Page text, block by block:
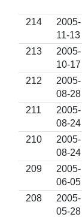
214
2005-
11-13
213
2005-
10-17
212
2005-
08-28
211
2005-
08-24
210
2005-
08-24
209
2005-
06-05
208
2005-
05-28